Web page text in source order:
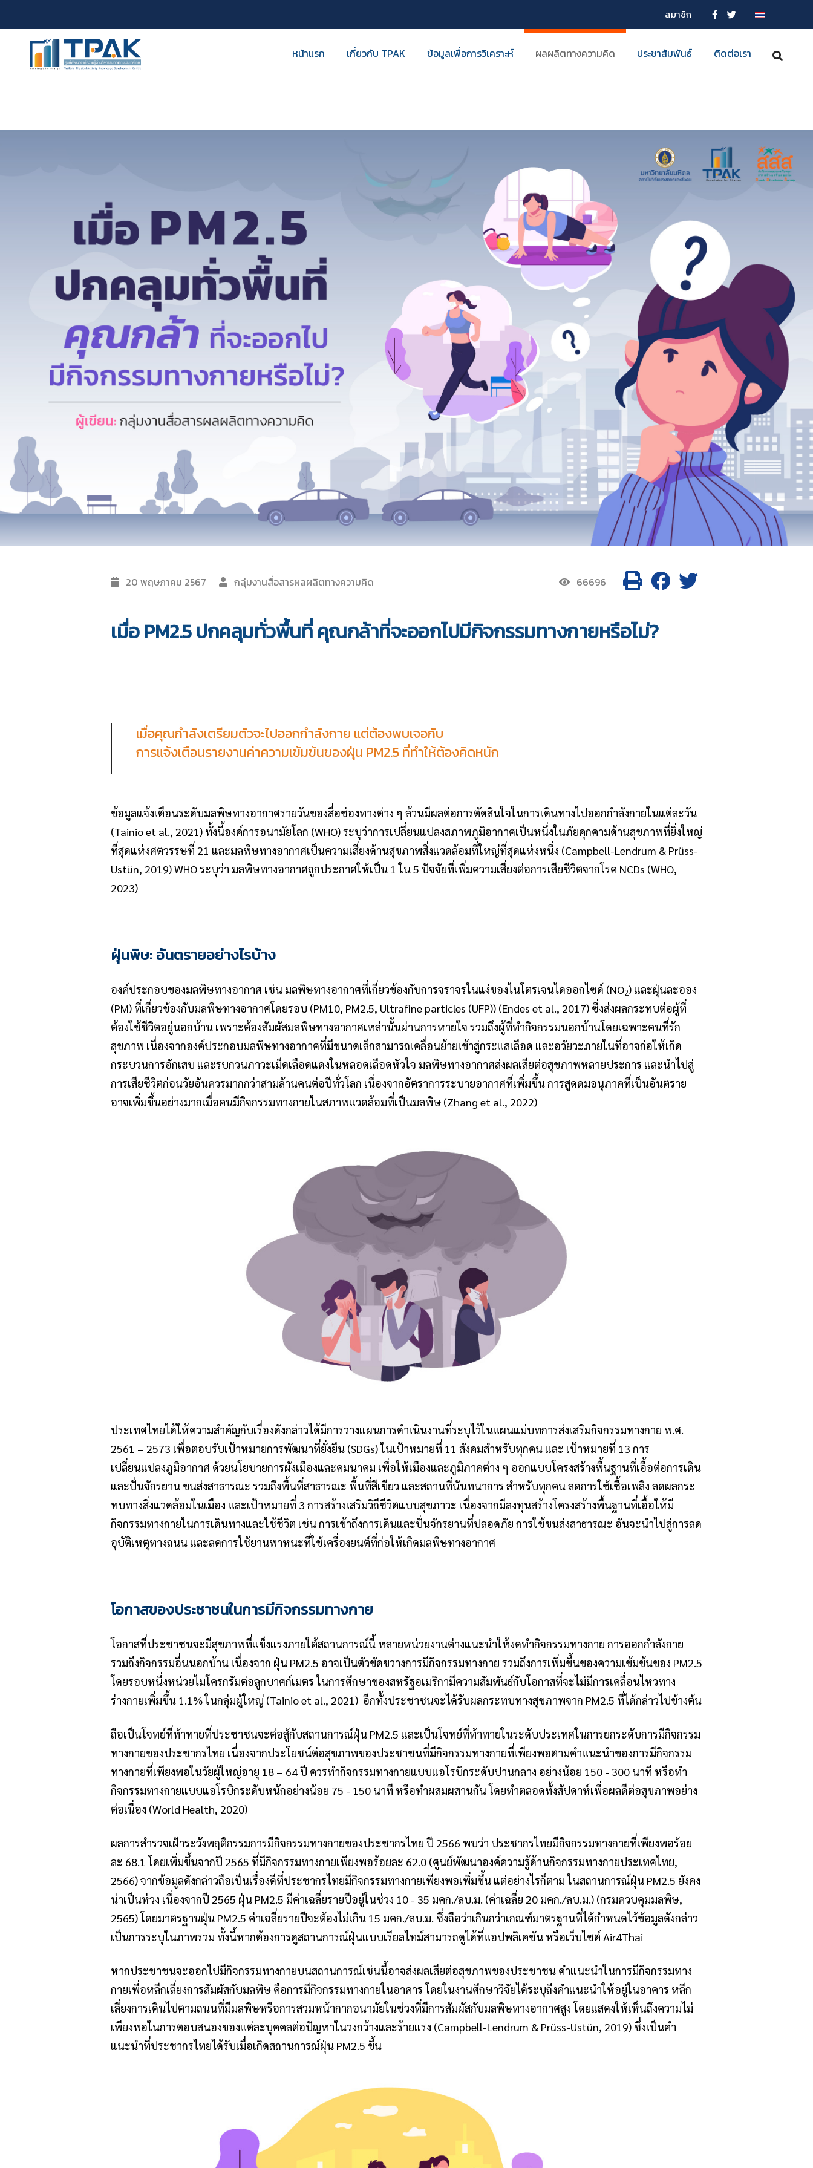
สมาชิก
หน้าแรก เกี่ยวกับ TPAK ข้อมูลเพื่อการวิเคราะห์ ผลผลิตทางความคิด ประชาสัมพันธ์ ติดต่อเรา
20 พฤษภาคม 2567 กลุ่มงานสื่อสารผลผลิตทางความคิด 66696
เมื่อ PM2.5 ปกคลุมทั่วพื้นที่ คุณกล้าที่จะออกไปมีกิจกรรมทางกายหรือไม่?
เมื่อคุณกำลังเตรียมตัวจะไปออกกำลังกาย แต่ต้องพบเจอกับ
การแจ้งเตือนรายงานค่าความเข้มข้นของฝุ่น PM2.5 ที่ทำให้ต้องคิดหนัก
ข้อมูลแจ้งเตือนระดับมลพิษทางอากาศรายวันของสื่อช่องทางต่าง ๆ ล้วนมีผลต่อการตัดสินใจในการเดินทางไปออกกำลังกายในแต่ละวัน
(Tainio et al., 2021) ทั้งนี้องค์การอนามัยโลก (WHO) ระบุว่าการเปลี่ยนแปลงสภาพภูมิอากาศเป็นหนึ่งในภัยคุกคามด้านสุขภาพที่ยิ่งใหญ่
ที่สุดแห่งศตวรรษที่ 21 และมลพิษทางอากาศเป็นความเสี่ยงด้านสุขภาพสิ่งแวดล้อมที่ใหญ่ที่สุดแห่งหนึ่ง (Campbell-Lendrum & Prüss-
Ustün, 2019) WHO ระบุว่า มลพิษทางอากาศถูกประกาศให้เป็น 1 ใน 5 ปัจจัยที่เพิ่มความเสี่ยงต่อการเสียชีวิตจากโรค NCDs (WHO,
2023)
ฝุ่นพิษ: อันตรายอย่างไรบ้าง
องค์ประกอบของมลพิษทางอากาศ เช่น มลพิษทางอากาศที่เกี่ยวข้องกับการจราจรในแง่ของไนโตรเจนไดออกไซด์ (NO2) และฝุ่นละออง
(PM) ที่เกี่ยวข้องกับมลพิษทางอากาศโดยรอบ (PM10, PM2.5, Ultrafine particles (UFP)) (Endes et al., 2017) ซึ่งส่งผลกระทบต่อผู้ที่
ต้องใช้ชีวิตอยู่นอกบ้าน เพราะต้องสัมผัสมลพิษทางอากาศเหล่านั้นผ่านการหายใจ รวมถึงผู้ที่ทำกิจกรรมนอกบ้านโดยเฉพาะคนที่รัก
สุขภาพ เนื่องจากองค์ประกอบมลพิษทางอากาศที่มีขนาดเล็กสามารถเคลื่อนย้ายเข้าสู่กระแสเลือด และอวัยวะภายในที่อาจก่อให้เกิด
กระบวนการอักเสบ และรบกวนภาวะเม็ดเลือดแดงในหลอดเลือดหัวใจ มลพิษทางอากาศส่งผลเสียต่อสุขภาพหลายประการ และนำไปสู่
การเสียชีวิตก่อนวัยอันควรมากกว่าสามล้านคนต่อปีทั่วโลก เนื่องจากอัตราการระบายอากาศที่เพิ่มขึ้น การสูดดมอนุภาคที่เป็นอันตราย
อาจเพิ่มขึ้นอย่างมากเมื่อคนมีกิจกรรมทางกายในสภาพแวดล้อมที่เป็นมลพิษ (Zhang et al., 2022)
ประเทศไทยได้ให้ความสำคัญกับเรื่องดังกล่าวได้มีการวางแผนการดำเนินงานที่ระบุไว้ในแผนแม่บทการส่งเสริมกิจกรรมทางกาย พ.ศ.
2561 – 2573 เพื่อตอบรับเป้าหมายการพัฒนาที่ยั่งยืน (SDGs) ในเป้าหมายที่ 11 สังคมสำหรับทุกคน และ เป้าหมายที่ 13 การ
เปลี่ยนแปลงภูมิอากาศ ด้วยนโยบายการผังเมืองและคมนาคม เพื่อให้เมืองและภูมิภาคต่าง ๆ ออกแบบโครงสร้างพื้นฐานที่เอื้อต่อการเดิน
และปั่นจักรยาน ขนส่งสาธารณะ รวมถึงพื้นที่สาธารณะ พื้นที่สีเขียว และสถานที่นันทนาการ สำหรับทุกคน ลดการใช้เชื้อเพลิง ลดผลกระ
ทบทางสิ่งแวดล้อมในเมือง และเป้าหมายที่ 3 การสร้างเสริมวิถีชีวิตแบบสุขภาวะ เนื่องจากมีลงทุนสร้างโครงสร้างพื้นฐานที่เอื้อให้มี
กิจกรรมทางกายในการเดินทางและใช้ชีวิต เช่น การเข้าถึงการเดินและปั่นจักรยานที่ปลอดภัย การใช้ขนส่งสาธารณะ อันจะนำไปสู่การลด
อุบัติเหตุทางถนน และลดการใช้ยานพาหนะที่ใช้เครื่องยนต์ที่ก่อให้เกิดมลพิษทางอากาศ
โอกาสของประชาชนในการมีกิจกรรมทางกาย
โอกาสที่ประชาชนจะมีสุขภาพที่แข็งแรงภายใต้สถานการณ์นี้ หลายหน่วยงานต่างแนะนำให้งดทำกิจกรรมทางกาย การออกกำลังกาย
รวมถึงกิจกรรมอื่นนอกบ้าน เนื่องจาก ฝุ่น PM2.5 อาจเป็นตัวขัดขวางการมีกิจกรรมทางกาย รวมถึงการเพิ่มขึ้นของความเข้มข้นของ PM2.5
โดยรอบหนึ่งหน่วยไมโครกรัมต่อลูกบาศก์เมตร ในการศึกษาของสหรัฐอเมริกามีความสัมพันธ์กับโอกาสที่จะไม่มีการเคลื่อนไหวทาง
ร่างกายเพิ่มขึ้น 1.1% ในกลุ่มผู้ใหญ่ (Tainio et al., 2021) อีกทั้งประชาชนจะได้รับผลกระทบทางสุขภาพจาก PM2.5 ที่ได้กล่าวไปข้างต้น
ถือเป็นโจทย์ที่ท้าทายที่ประชาชนจะต่อสู้กับสถานการณ์ฝุ่น PM2.5 และเป็นโจทย์ที่ท้าทายในระดับประเทศในการยกระดับการมีกิจกรรม
ทางกายของประชากรไทย เนื่องจากประโยชน์ต่อสุขภาพของประชาชนที่มีกิจกรรมทางกายที่เพียงพอตามคำแนะนำของการมีกิจกรรม
ทางกายที่เพียงพอในวัยผู้ใหญ่อายุ 18 – 64 ปี ควรทำกิจกรรมทางกายแบบแอโรบิกระดับปานกลาง อย่างน้อย 150 - 300 นาที หรือทำ
กิจกรรมทางกายแบบแอโรบิกระดับหนักอย่างน้อย 75 - 150 นาที หรือทำผสมผสานกัน โดยทำตลอดทั้งสัปดาห์เพื่อผลดีต่อสุขภาพอย่าง
ต่อเนื่อง (World Health, 2020)
ผลการสำรวจเฝ้าระวังพฤติกรรมการมีกิจกรรมทางกายของประชากรไทย ปี 2566 พบว่า ประชากรไทยมีกิจกรรมทางกายที่เพียงพอร้อย
ละ 68.1 โดยเพิ่มขึ้นจากปี 2565 ที่มีกิจกรรมทางกายเพียงพอร้อยละ 62.0 ​(ศูนย์พัฒนาองค์ความรู้ด้านกิจกรรมทางกายประเทศไทย,
2566) จากข้อมูลดังกล่าวถือเป็นเรื่องดีที่ประชากรไทยมีกิจกรรมทางกายเพียงพอเพิ่มขึ้น แต่อย่างไรก็ตาม ในสถานการณ์ฝุ่น PM2.5 ยังคง
น่าเป็นห่วง เนื่องจากปี 2565 ฝุ่น PM2.5 มีค่าเฉลี่ยรายปีอยู่ในช่วง 10 - 35 มคก./ลบ.ม. (ค่าเฉลี่ย 20 มคก./ลบ.ม.) (กรมควบคุมมลพิษ,
2565)โดยมาตรฐานฝุ่น PM2.5 ค่าเฉลี่ยรายปีจะต้องไม่เกิน 15 มคก./ลบ.ม. ซึ่งถือว่าเกินกว่าเกณฑ์มาตรฐานที่ได้กำหนดไว้ข้อมูลดังกล่าว
เป็นการระบุในภาพรวม ทั้งนี้หากต้องการดูสถานการณ์ฝุ่นแบบเรียลไทม์สามารถดูได้ที่แอปพลิเคชัน หรือเว็บไซต์ Air4Thai
หากประชาชนจะออกไปมีกิจกรรมทางกายบนสถานการณ์เช่นนี้อาจส่งผลเสียต่อสุขภาพของประชาชน คำแนะนำในการมีกิจกรรมทาง
กายเพื่อหลีกเลี่ยงการสัมผัสกับมลพิษ คือการมีกิจกรรมทางกายในอาคาร โดยในงานศึกษาวิจัยได้ระบุถึงคำแนะนำให้อยู่ในอาคาร หลีก
เลี่ยงการเดินไปตามถนนที่มีมลพิษหรือการสวมหน้ากากอนามัยในช่วงที่มีการสัมผัสกับมลพิษทางอากาศสูง โดยแสดงให้เห็นถึงความไม่
เพียงพอในการตอบสนองของแต่ละบุคคลต่อปัญหาในวงกว้างและร้ายแรง (Campbell-Lendrum & Prüss-Ustün, 2019) ซึ่งเป็นคำ
แนะนำที่ประชากรไทยได้รับเมื่อเกิดสถานการณ์ฝุ่น PM2.5 ขึ้น